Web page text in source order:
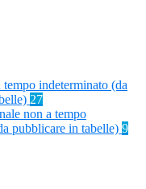
tempo indeterminato (da
27
non a tempo
pubblicare in tabelle) 9